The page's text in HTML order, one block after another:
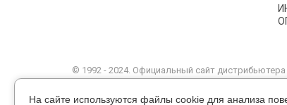
© 1992 - 2024. Официальный сайт
положениями статьи 437 Гражданского
На сайте используются файлы cookie для анализа